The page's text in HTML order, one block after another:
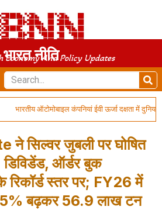
भारत नीति
Economy And Policy Updates
भारतीय ऑटोमोबाइल कंपनियां ईवी ऊर्जा दक्षता में दुनिया
सिल्वर जुबली पर घोषित
ऑर्डर बुक
स्तर पर; FY26 में
बढ़कर 56.9 लाख टन